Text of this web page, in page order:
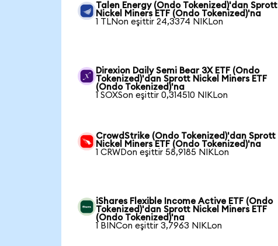
Talen Energy (Ondo Tokenized)'dan Sprott
Nickel Miners ETF (Ondo Tokenized)'na
1 TLNon eşittir 24,3374 NIKLon
Direxion Daily Semi Bear 3X ETF (Ondo
Tokenized)'dan Sprott Nickel Miners ETF
(Ondo Tokenized)'na
1 SOXSon eşittir 0,314510 NIKLon
CrowdStrike (Ondo Tokenized)'dan Sprott
Nickel Miners ETF (Ondo Tokenized)'na
1 CRWDon eşittir 58,9185 NIKLon
iShares Flexible Income Active ETF (Ondo
Tokenized)'dan Sprott Nickel Miners ETF
(Ondo Tokenized)'na
1 BINCon eşittir 3,7963 NIKLon